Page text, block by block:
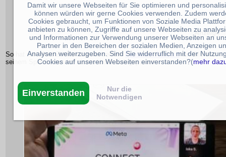
So hat nun Marc Zuckerberg auf seinem Facebook Accountein Bild von
seinem Split Screen bei einem Video Call gepostet.
Damit wir unsere Webseiten für Sie optimieren und
können würden wir gerne Cookies verwenden. Zudem
Cookies gebraucht, um Funktionen von Soziale Media
anbieten zu können, Zugriffe auf unsere Webseiten zu
und Informationen zur Verwendung unserer Webseiten an
Partner in den Bereichen der sozialen Medien, Anzeigen
Analysen weiterzugeben. Sind Sie widerruflich mit der
Cookies auf unseren Webseiten einverstanden?(mehr
Einverstanden
Nur die
Notwendigen